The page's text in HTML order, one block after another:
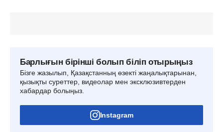
Барлығын бірінші болып біліп отырыңыз
Бізге жазылып, Қазақстанның өзекті жаңалықтарынан,
қызықты суреттер, видеолар мен эксклюзивтерден
хабардар болыңыз.
Instagram